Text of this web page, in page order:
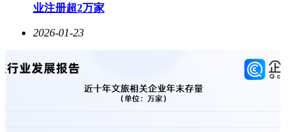
业注册超2万家
2026-01-23